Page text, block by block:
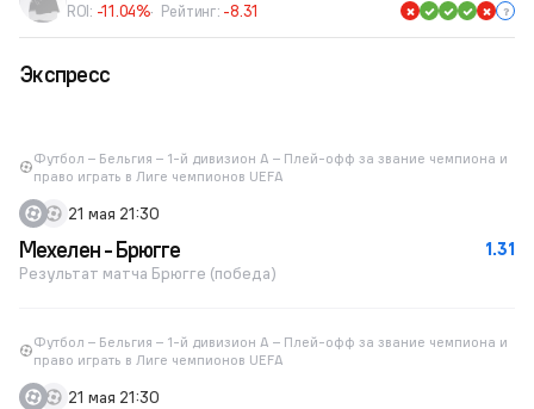
ROI: -11.04% Рейтинг: -8.31
Экспресс
Футбол – Бельгия – 1-й дивизион A – Плей-офф за звание чемпиона и
право играть в Лиге чемпионов UEFA
21 мая 21:30
1.31
Мехелен - Брюгге
Результат матча Брюгге (победа)
Футбол – Бельгия – 1-й дивизион A – Плей-офф за звание чемпиона и
право играть в Лиге чемпионов UEFA
21 мая 21:30